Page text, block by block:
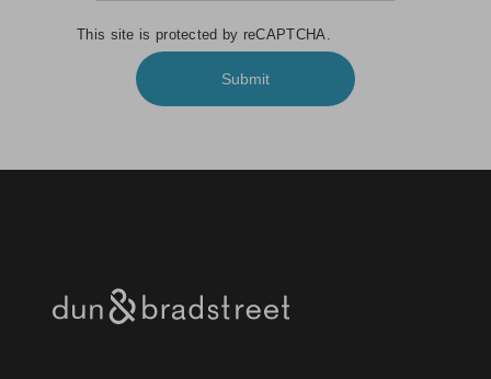
This site is protected by reCAPTCHA.
Submit